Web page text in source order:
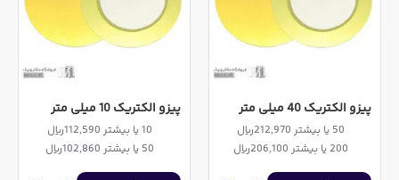
پیزو الکتریک 40 میلی متر
50 یا بیشتر 212,970ریال
200 یا بیشتر 206,100ریال
پیزو الکتریک 10 میلی متر
10 یا بیشتر 112,590ریال
50 یا بیشتر 102,860ریال